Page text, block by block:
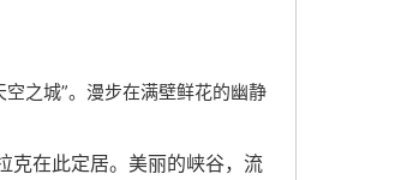
之城”。漫步在满壁鲜花的幽静
克在此定居。美丽的峡谷，流